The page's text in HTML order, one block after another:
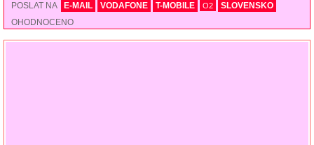
POSLAT NA E-MAIL VODAFONE T-MOBILE O2
SLOVENSKO
OHODNOCENO